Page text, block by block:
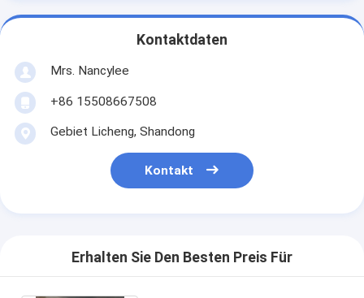
Kontaktdaten
Mrs. Nancylee
+86 15508667508
Gebiet Licheng, Shandong
Kontakt
Erhalten Sie Den Besten Preis Für